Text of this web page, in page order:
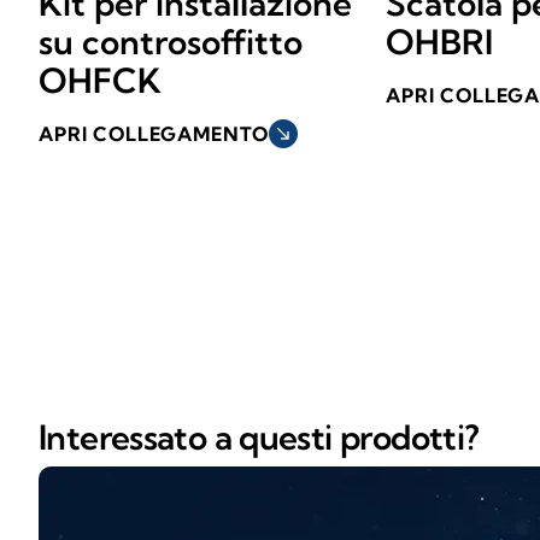
su controsoffitto
OHFCK
APRI COLLEGAMENTO south_east
OHBRI
APRI
Interessato a questi prodotti?